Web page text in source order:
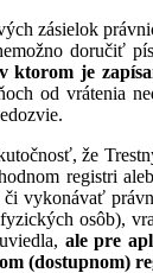
zásielok
doručiť
ktorom je
od vrátenia
že
registri
vykonávať
osôb),
ale pre
(dostupnom)